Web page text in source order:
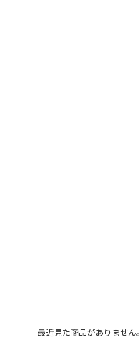
最近見た商品がありません。